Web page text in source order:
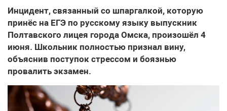
Инцидент, связанный со шпаргалкой, которую
принёс на ЕГЭ по русскому языку выпускник
Полтавского лицея города Омска, произошёл 4
июня. Школьник полностью признал вину,
объяснив поступок стрессом и боязнью
провалить экзамен.